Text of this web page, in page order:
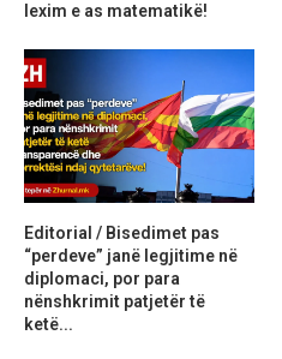
lexim e as matematikë!
Editorial / Bisedimet pas
“perdeve” janë legjitime në
diplomaci, por para
nënshkrimit patjetër të
ketë...